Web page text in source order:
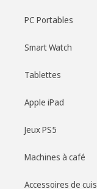
PC Portables
Smart Watch
Tablettes
Apple iPad
Jeux PS5
Machines à café
Accessoires de